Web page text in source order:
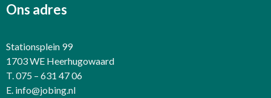
Ons adres
Stationsplein 99
1703 WE Heerhugowaard
T. 075 – 631 47 06
E. info@jobing.nl